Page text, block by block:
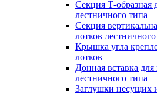
Секция Т-образная
лестничного типа
Секция
лотков
Крышка угла
лотков
Донная вставка
лестничного типа
Заглушки несущих